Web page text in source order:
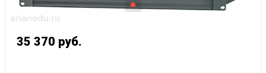
35 370 руб.